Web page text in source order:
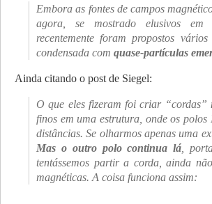
Embora as fontes de campos
agora, se mostrado elusivos em
recentemente foram propostos
condensada com quase-partículas
Ainda citando o post de Siegel:
O que eles fizeram foi criar “cordas”
finos em uma estrutura, onde os
distâncias. Se olharmos apenas uma
Mas o outro polo continua lá,
tentássemos partir a corda, ainda
magnéticas. A coisa funciona assim: